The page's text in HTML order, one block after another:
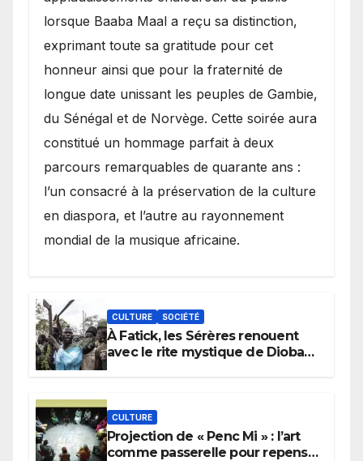
lorsque Baaba Maal a reçu sa distinction,
exprimant toute sa gratitude pour cet
honneur ainsi que pour la fraternité de
longue date unissant les peuples de Gambie,
du Sénégal et de Norvège. Cette soirée aura
constitué un hommage parfait à deux
parcours remarquables de quarante ans :
l’un consacré à la préservation de la culture
en diaspora, et l’autre au rayonnement
mondial de la musique africaine.
CULTURE SOCIÉTÉ
À Fatick, les Sérères renouent
avec le rite mystique de Diobaye
CULTURE
Projection de « Penc Mi » : l’art
comme passerelle pour repenser